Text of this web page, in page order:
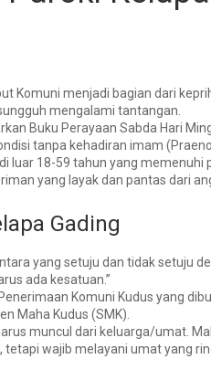
Komuni menjadi bagian dari
mengalami tantangan.
Buku Perayaan Sabda Hari
tanpa kehadiran imam
luar 18-59 tahun yang memenuhi
yang layak dan pantas dari
Gading
yang setuju dan tidak setuju
ada kesatuan.”
Penerimaan Komuni Kudus yang
Maha Kudus (SMK)
muncul dari keluarga/umat .
wajib melayani umat yang